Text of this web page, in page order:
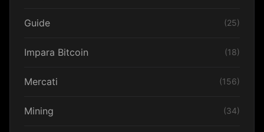
Guide (25)
Impara Bitcoin (18)
Mercati (156)
Mining (34)